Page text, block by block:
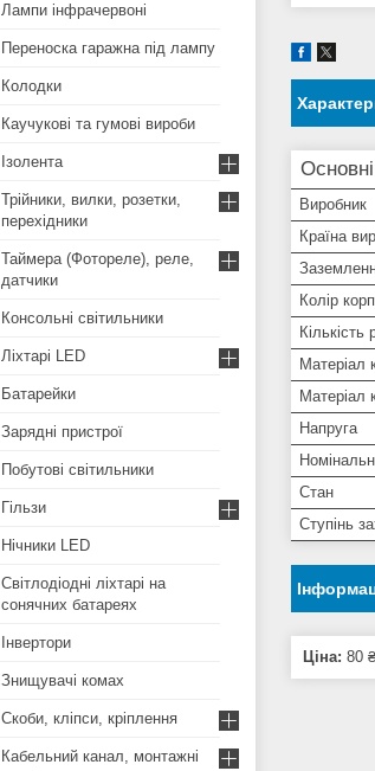
Виробник
Країна
Колір
Кількість
Матеріал
Матеріал
Напруга
Стан
Ступінь
Ціна: 80 ₴
Лампи інфрачервоні
Переноска гаражна під лампу
Колодки
Каучукові та гумові вироби
Ізолента
Трійники, вилки, розетки,
перехідники
Таймера (Фотореле), реле,
датчики
Консольні світильники
Ліхтарі LED
Батарейки
Зарядні пристрої
Побутові світильники
Гільзи
Нічники LED
Світлодіодні ліхтарі на
сонячних батареях
Інвертори
Знищувачі комах
Скоби, кліпси, кріплення
Кабельний канал, монтажні